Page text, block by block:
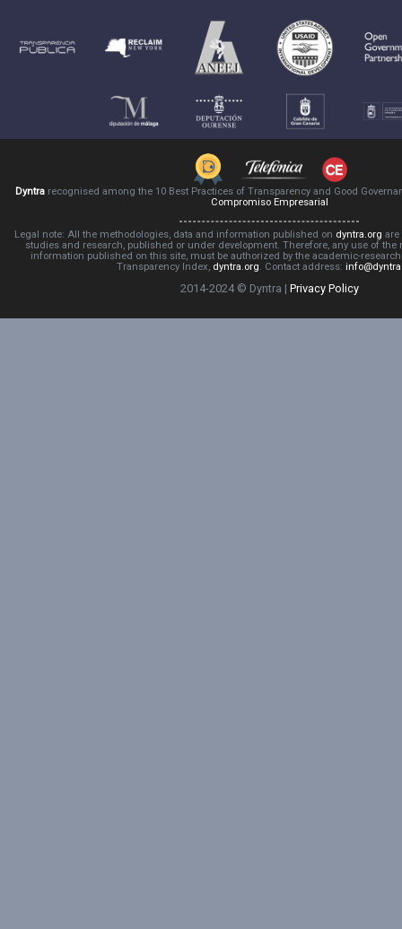
Dyntra recognised among the 10 Best Practices of Transparency and Good
Compromiso Empresarial
Legal note: All the methodologies, data and information published on dyntra.org are
studies and research, published or under development. Therefore, any use of the
information published on this site, must be authorized by the academic-
Transparency Index, dyntra.org. Contact address:
2014-2024 © Dyntra | Privacy Policy